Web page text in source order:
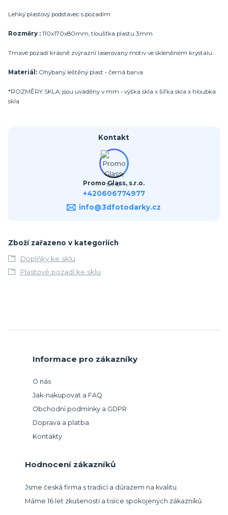
Lehký plastový podstavec s pozadím
Rozměry : 110x170x80mm, tloušťka plastu 3mm
Tmavé pozadí krásně zvýrazní laserovaný motiv ve skleněném krystalu.
Materiál: Ohýbaný leštěný plast - černá barva
*ROZMĚRY SKLA: jsou uváděny v mm - výška skla x šířka skla x hloubka
skla
Kontakt
Promo Glass, s.r.o.
+420606774977
info@3dfotodarky.cz
Zboží zařazeno v kategoriích
Doplňky ke sklu
Plastové pozadí ke sklu
Informace pro zákazníky
O nás
Jak-nakupovat a FAQ
Obchodní podmínky a GDPR
Doprava a platba
Kontakty
Hodnocení zákazníků
Jsme česká firma s tradicí a důrazem na kvalitu.
Máme 16 let zkušeností a tisíce spokojených zákazníků.